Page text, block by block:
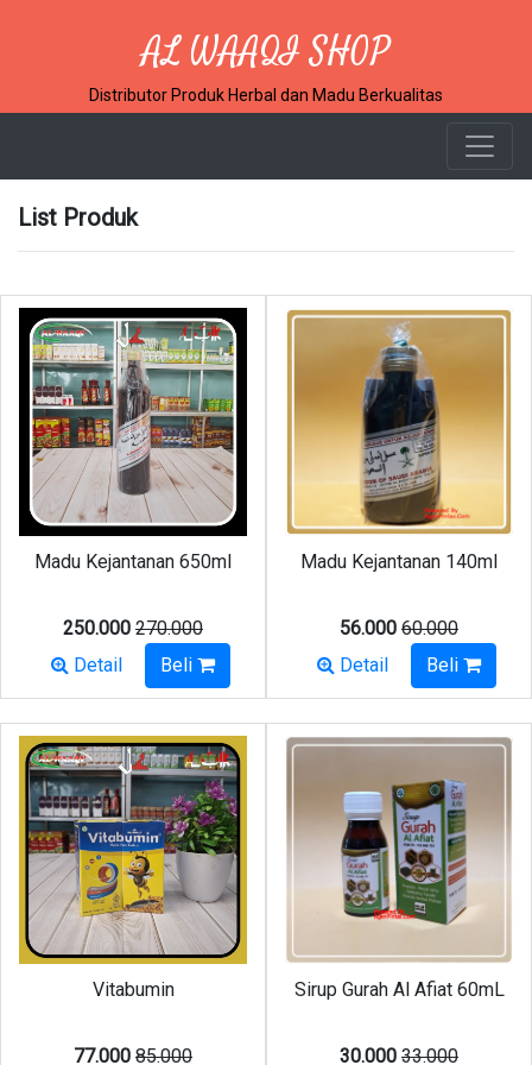
AL WAAQI SHOP
Distributor Produk Herbal dan Madu Berkualitas
List Produk
Madu Kejantanan 650ml
250.000 270.000
Detail
Beli
Madu Kejantanan 140ml
56.000 60.000
Detail
Beli
Vitabumin
77.000 85.000
Sirup Gurah Al Afiat 60mL
30.000 33.000